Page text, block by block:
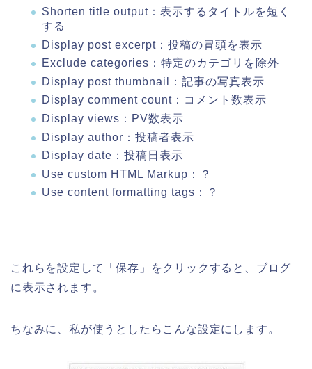
Shorten title output：表示するタイトルを短く
する
Display post excerpt：投稿の冒頭を表示
Exclude categories：特定のカテゴリを除外
Display post thumbnail：記事の写真表示
Display comment count：コメント数表示
Display views：PV数表示
Display author：投稿者表示
Display date：投稿日表示
Use custom HTML Markup：？
Use content formatting tags：？
これらを設定して「保存」をクリックすると、ブログ
に表示されます。
ちなみに、私が使うとしたらこんな設定にします。